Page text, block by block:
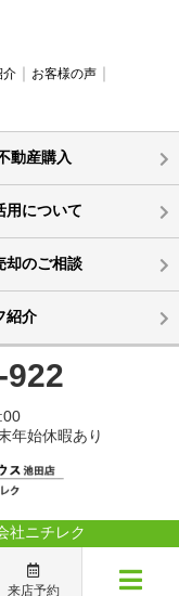
介
お客様の声
動産購入
用について
却のご相談
紹介
922
年始休暇あり
社ニチレク
来店予約